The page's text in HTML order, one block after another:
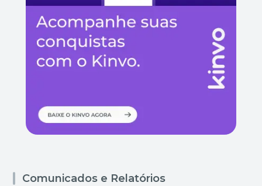
Comunicados e Relatórios